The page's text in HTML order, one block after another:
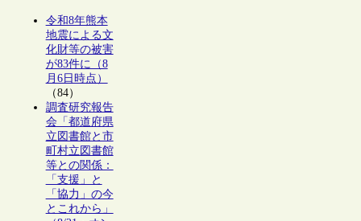
令和8年熊本
地震による文
化財等の被害
が83件に（8
月6日時点）
（84）
調査研究報告
会「都道府県
立図書館と市
町村立図書館
等との関係：
「支援」と
「協力」の今
とこれから」